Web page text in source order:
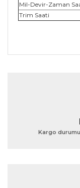
Mil-Devir-Zaman
Trim Saati
Bu ürünün fiyat
Ürün
Kargo